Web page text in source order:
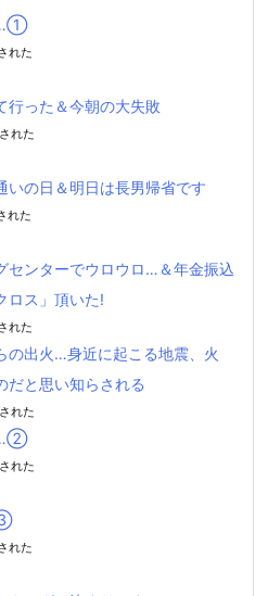
…➀
れた
行った＆今朝の大失敗
れた
いの日＆明日は長男帰省です
れた
センターでウロウロ…＆年金振込
ロス」頂いた!
れた
の出火…身近に起こる地震、火
だと思い知らされる
れた
…②
れた
れた